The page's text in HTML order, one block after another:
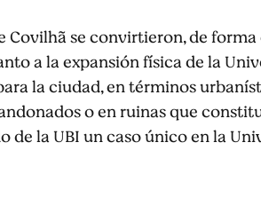
Covilhã se convirtieron, de forma
a la expansión física de la
la ciudad, en términos
o en ruinas que
la UBI un caso único en la